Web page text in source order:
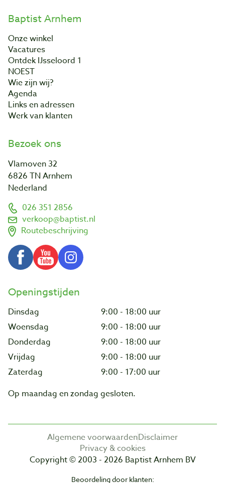
Baptist Arnhem
Onze winkel
Vacatures
Ontdek IJsseloord 1
NOEST
Wie zijn wij?
Agenda
Links en adressen
Werk van klanten
Bezoek ons
Vlamoven 32
6826 TN Arnhem
Nederland
026 351 2856
verkoop@baptist.nl
Routebeschrijving
Openingstijden
Dinsdag
9:00 - 18:00 uur
Woensdag
9:00 - 18:00 uur
Donderdag
9:00 - 18:00 uur
Vrijdag
9:00 - 18:00 uur
Zaterdag
9:00 - 17:00 uur
Op maandag en zondag gesloten.
Algemene voorwaardenDisclaimer
Privacy & cookies
Copyright © 2003 - 2026 Baptist Arnhem BV
Beoordeling door klanten: